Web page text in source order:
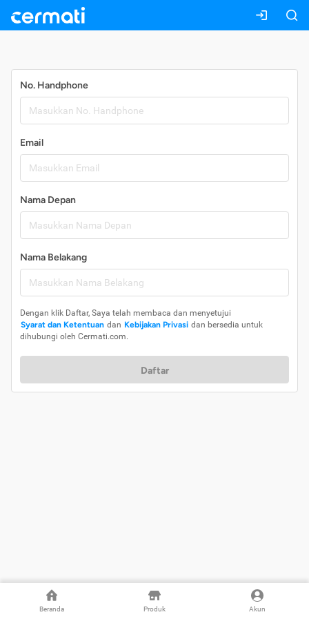
Beranda Produk Akun
No. Handphone
Email
Nama Depan
Nama Belakang
Dengan klik Daftar, Saya telah membaca dan menyetujui
Syarat dan Ketentuan dan Kebijakan Privasi dan bersedia untuk
dihubungi oleh Cermati.com.
Daftar